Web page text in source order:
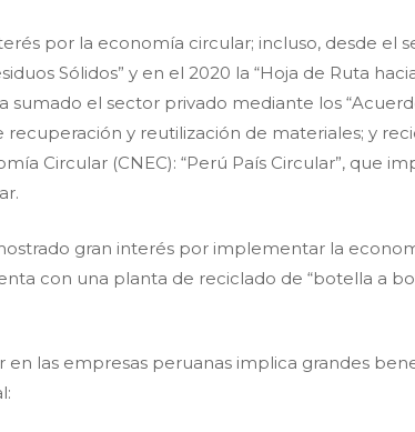
por la economía circular; incluso, desde el
Sólidos” y en el 2020 la “Hoja de Ruta
sumado el sector privado mediante los
y reutilización de materiales; y
Circular (CNEC): “Perú País Circular”, que
gran interés por implementar la
con una planta de reciclado de “botella a
las empresas peruanas implica grandes